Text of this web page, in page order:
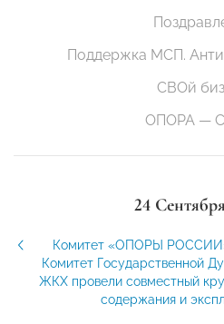
Поддержка МСП.
СВОй
ОПОРА —
24
Комитет «ОПОРЫ РОССИИ»
Комитет Государственной
ЖКХ провели совместный
содержания и